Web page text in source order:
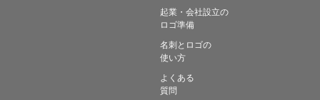
起業・会社設立の
ロゴ準備
名刺とロゴの
使い方
よくある
質問